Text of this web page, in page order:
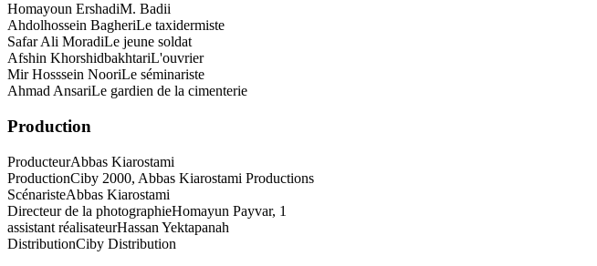
Homayoun ErshadiM. Badii
Ahdolhossein BagheriLe taxidermiste
Safar Ali MoradiLe jeune soldat
Afshin KhorshidbakhtariL'ouvrier
Mir Hosssein NooriLe séminariste
Ahmad AnsariLe gardien de la cimenterie
Production
ProducteurAbbas Kiarostami
ProductionCiby 2000, Abbas Kiarostami Productions
ScénaristeAbbas Kiarostami
Directeur de la photographieHomayun Payvar, 1
assistant réalisateurHassan Yektapanah
DistributionCiby Distribution